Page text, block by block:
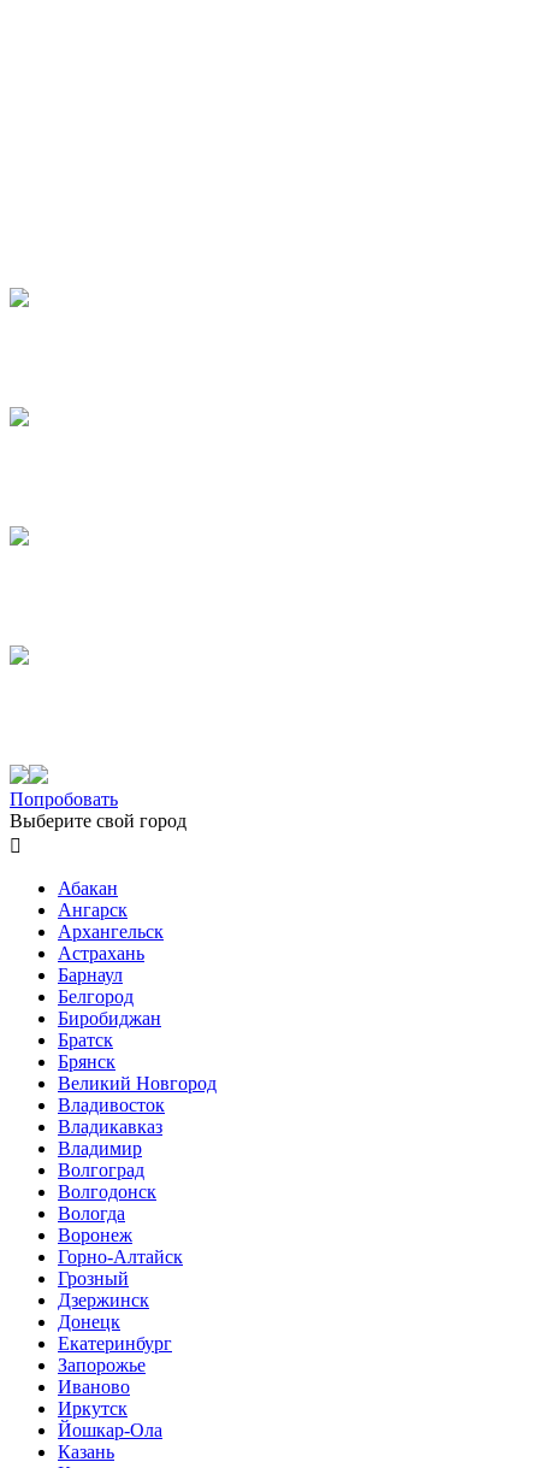
Попробовать
Выберите свой город

Абакан
Ангарск
Архангельск
Астрахань
Барнаул
Белгород
Биробиджан
Братск
Брянск
Великий Новгород
Владивосток
Владикавказ
Владимир
Волгоград
Волгодонск
Вологда
Воронеж
Горно-Алтайск
Грозный
Дзержинск
Донецк
Екатеринбург
Запорожье
Иваново
Иркутск
Йошкар-Ола
Казань